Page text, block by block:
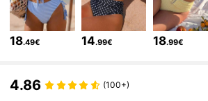
4.83 599K Volgers
18.49€ 14.99€ 18.99€
4.86 (100+)